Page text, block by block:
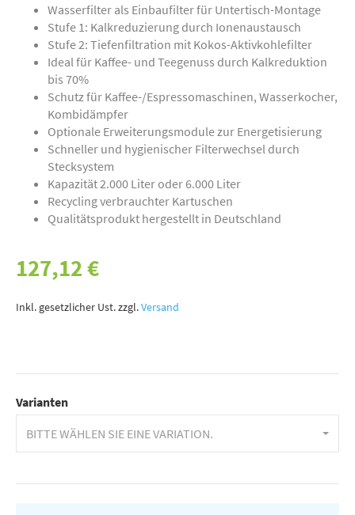
Wasserfilter als Einbaufilter für Untertisch-Montage
Stufe 1: Kalkreduzierung durch Ionenaustausch
Stufe 2: Tiefenfiltration mit Kokos-Aktivkohlefilter
Ideal für Kaffee- und Teegenuss durch Kalkreduktion
bis 70%
Schutz für Kaffee-/Espressomaschinen, Wasserkocher,
Kombidämpfer
Optionale Erweiterungsmodule zur Energetisierung
Schneller und hygienischer Filterwechsel durch
Stecksystem
Kapazität 2.000 Liter oder 6.000 Liter
Recycling verbrauchter Kartuschen
Qualitätsprodukt hergestellt in Deutschland
127,12 €
Inkl. gesetzlicher Ust. zzgl.Versand
Varianten
BITTE WÄHLEN SIE EINE VARIATION.